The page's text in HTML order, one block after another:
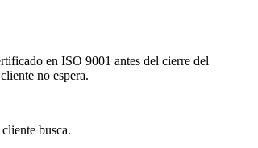
en ISO 9001 antes del cierre del
no espera.
busca.